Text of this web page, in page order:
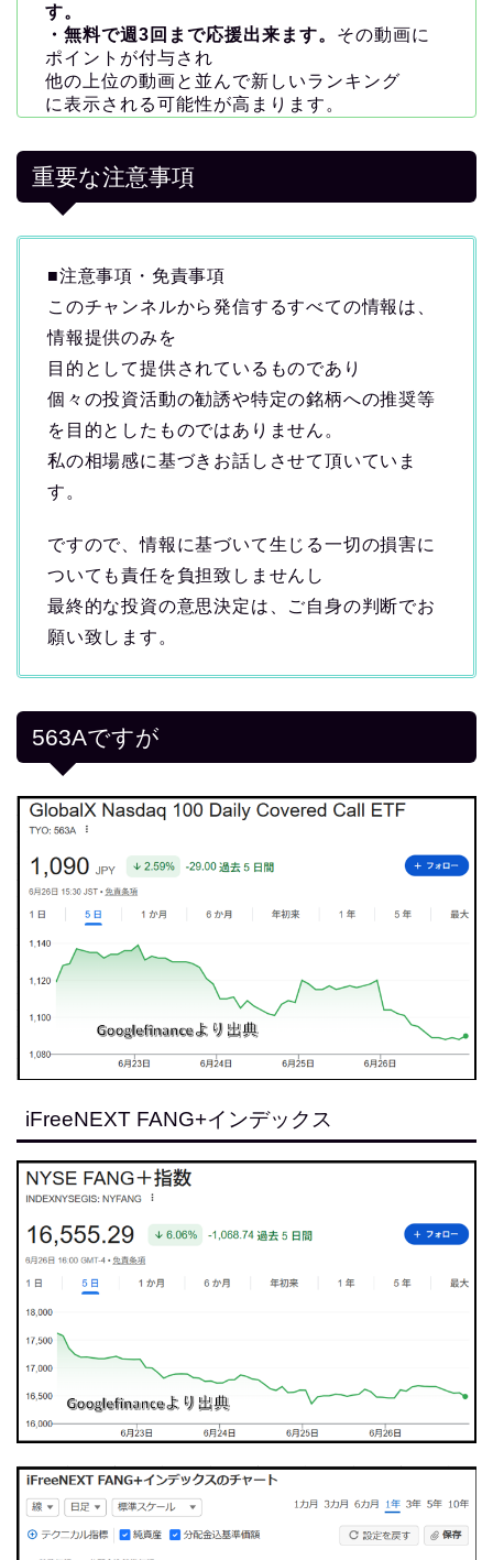
す。
・無料で週3回まで応援出来ます。 その動画に
ポイントが付与され
他の上位の動画と並んで新しいランキング
に表示される可能性が高まります。
重要な注意事項
■注意事項・免責事項
このチャンネルから発信するすべての情報は、
情報提供のみを
目的として提供されているものであり
個々の投資活動の勧誘や特定の銘柄への推奨等
を目的としたものではありません。
私の相場感に基づきお話しさせて頂いていま
す。
ですので、情報に基づいて生じる一切の損害に
ついても責任を負担致しませんし
最終的な投資の意思決定は、ご自身の判断でお
願い致します。
563Aですが
iFreeNEXT FANG+インデックス